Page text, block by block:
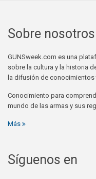
Sobre nosotros
GUNSweek.com es una
sobre la cultura y la historia
la difusión de
Conocimiento para
mundo de las armas y sus
Más
Síguenos en